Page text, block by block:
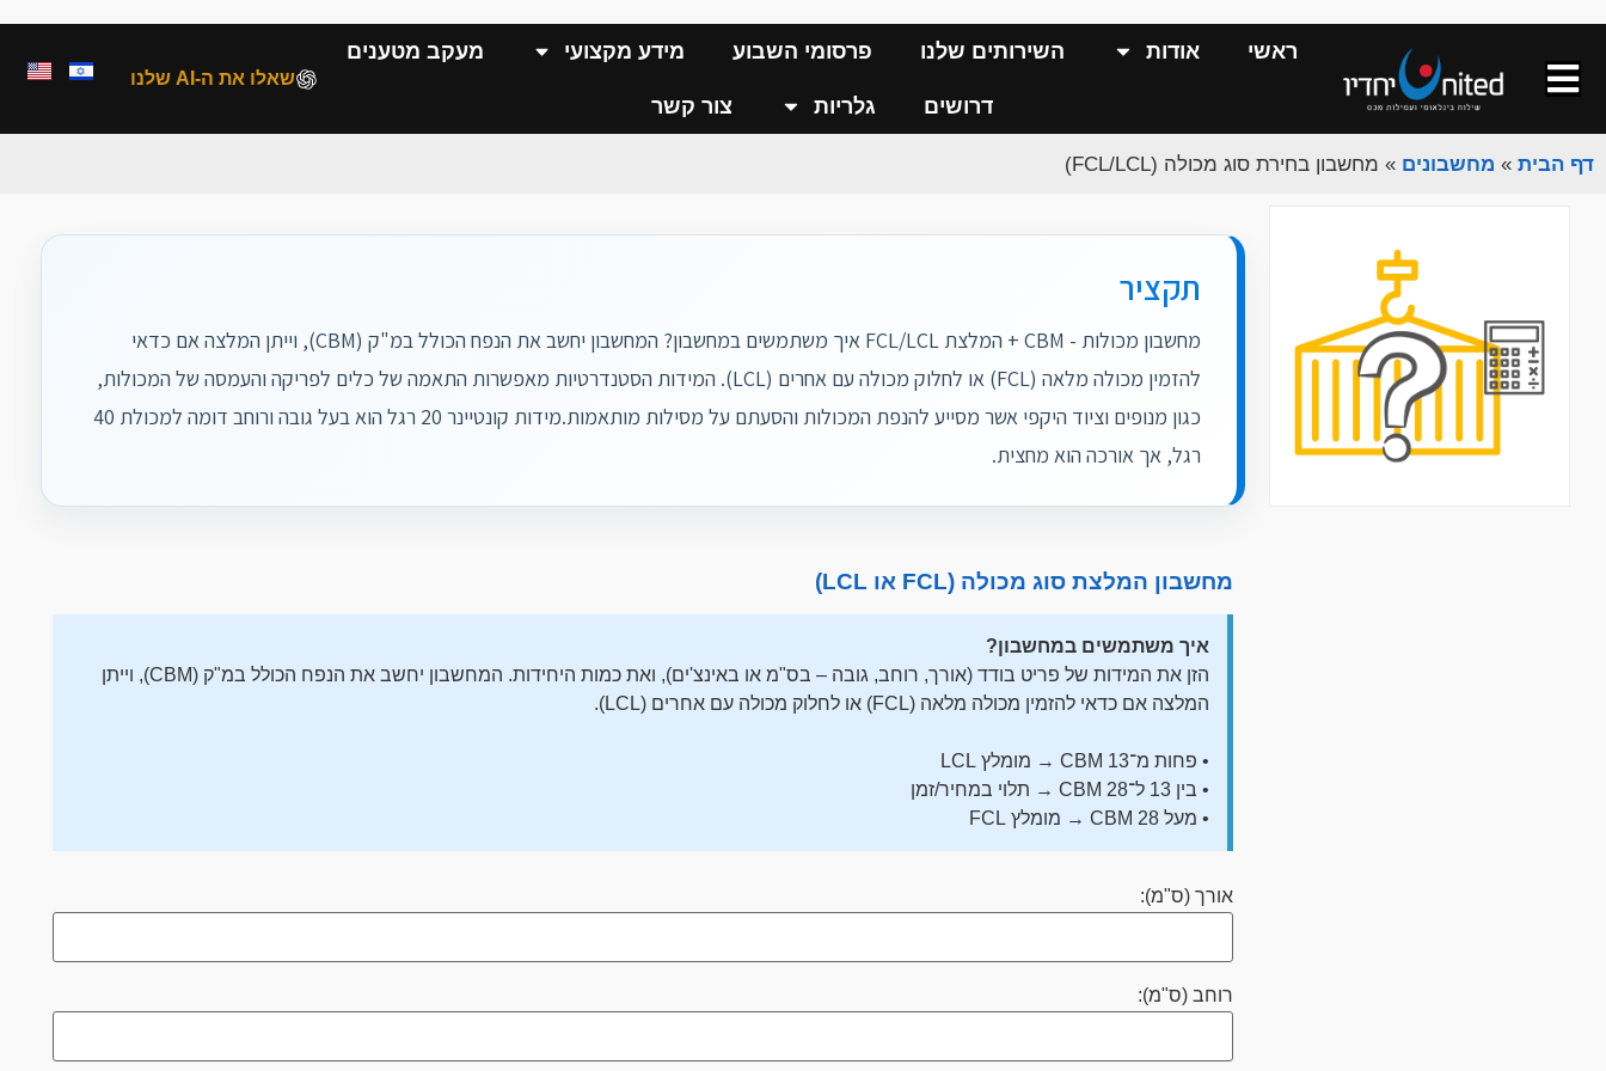
ראשי אודות השירותים שלנו פרסומי השבוע מידע מקצועי מעקב מטענים
דרושים גלריות צור קשר
שאלו את ה-AI שלנו
דף הבית » מחשבונים » מחשבון בחירת סוג מכולה (FCL/LCL)
תקציר
מחשבון מכולות - CBM + המלצת FCL/LCL איך משתמשים במחשבון? המחשבון יחשב את הנפח הכולל במ"ק (CBM), וייתן המלצה אם כדאי
להזמין מכולה מלאה (FCL) או לחלוק מכולה עם אחרים (LCL). המידות הסטנדרטיות מאפשרות התאמה של כלים לפריקה והעמסה של המכולות,
כגון מנופים וציוד היקפי אשר מסייע להנפת המכולות והסעתם על מסילות מותאמות.מידות קונטיינר 20 רגל הוא בעל גובה ורוחב דומה למכולת 40
רגל, אך אורכה הוא מחצית.
מחשבון המלצת סוג מכולה (FCL או LCL)
איך משתמשים במחשבון?
הזן את המידות של פריט בודד (אורך, רוחב, גובה – בס"מ או באינצ'ים), ואת כמות היחידות. המחשבון יחשב את הנפח הכולל במ"ק (CBM), וייתן
המלצה אם כדאי להזמין מכולה מלאה (FCL) או לחלוק מכולה עם אחרים (LCL).
• פחות מ־13 CBM → מומלץ LCL
• בין 13 ל־28 CBM → תלוי במחיר/זמן
• מעל 28 CBM → מומלץ FCL
אורך (ס"מ):
רוחב (ס"מ):